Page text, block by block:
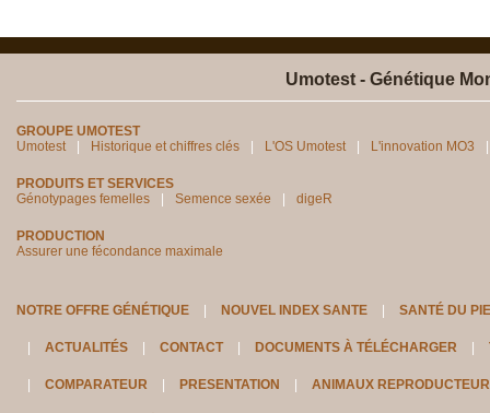
Umotest - Génétique
GROUPE UMOTEST
Umotest
Historique et chiffres clés L'OS Umotest L'innovation MO3
PRODUITS ET SERVICES
Génotypages femelles
Semence sexée digeR
PRODUCTION
Assurer une fécondance maximale
NOTRE OFFRE GÉNÉTIQUE NOUVEL INDEX SANTE SANTÉ DU
ACTUALITÉS CONTACT DOCUMENTS À TÉLÉCHARGER
COMPARATEUR PRESENTATION ANIMAUX